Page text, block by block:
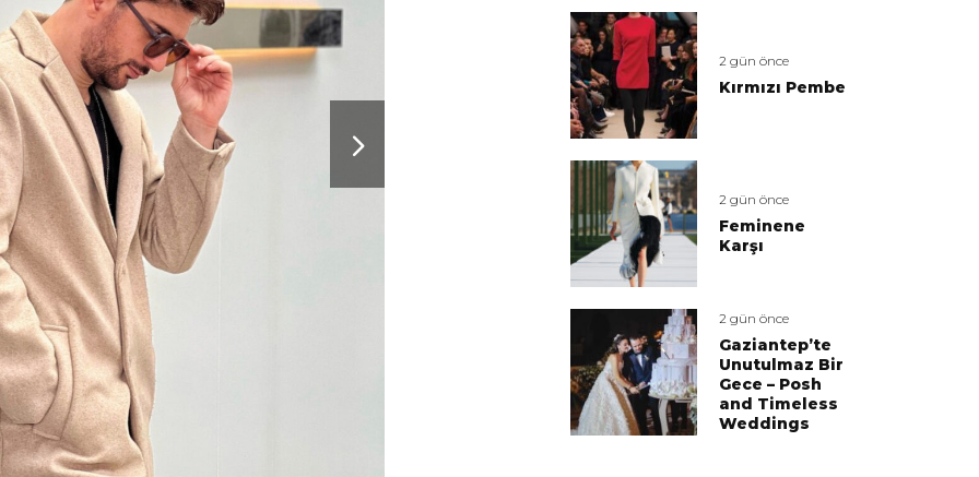
2 gün önce
Kırmızı Pembe
2 gün önce
Feminene
Karşı
2 gün önce
Gaziantep’te
Unutulmaz Bir
Gece – Posh
and Timeless
Weddings